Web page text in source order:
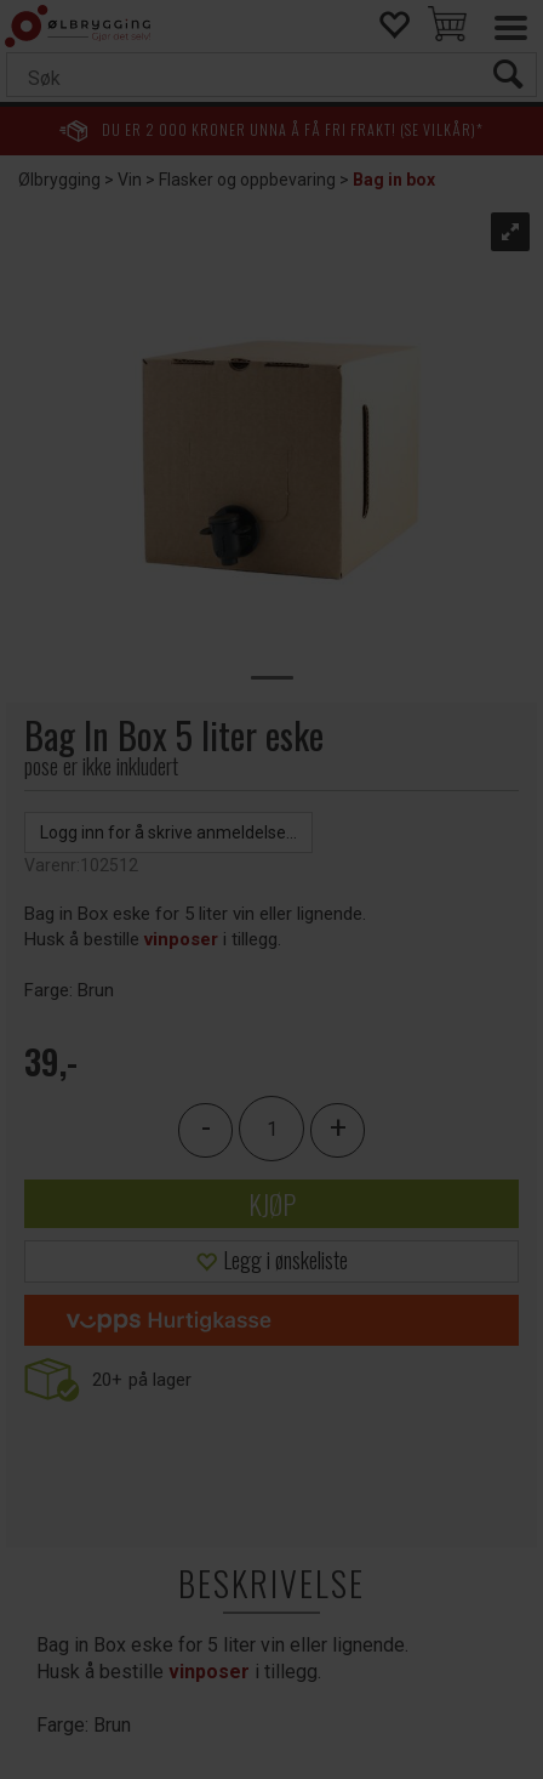
DU ER 2 000 KRONER UNNA Å FÅ FRI FRAKT! (SE VILKÅR)*
Ølbrygging>Vin>Flasker og oppbevaring> Bag in box
Bag In Box 5 liter eske
pose er ikke inkludert
Logg inn for å skrive anmeldelse...
Varenr:102512
Bag in Box eske for 5 liter vin eller lignende.
Husk å bestille vinposer i tillegg.
Farge: Brun
39,-
- +
KJØP
Legg i ønskeliste
20+ på lager
BESKRIVELSE
Bag in Box eske for 5 liter vin eller lignende.
Husk å bestille vinposer i tillegg.
Farge: Brun